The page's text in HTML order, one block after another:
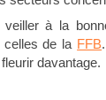
à la
celles de la FFB
davantage.